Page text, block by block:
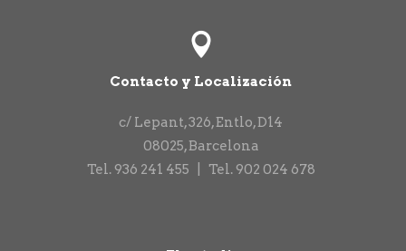
Contacto y Localización
c/ Lepant, 326, Entlo, D14
08025,Barcelona
Tel. 936 241 455 Tel. 902 024 678